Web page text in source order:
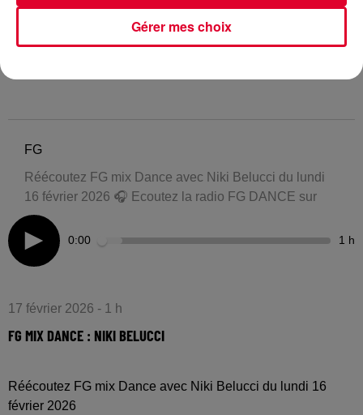
FG
Réécoutez FG mix Dance avec Niki Belucci du lundi
16 février 2026 🎧 Ecoutez la radio FG DANCE sur
0:00 1 h
17 février 2026 - 1 h
FG MIX DANCE : NIKI BELUCCI
Réécoutez FG mix Dance avec Niki Belucci du lundi 16
février 2026
Gérer mes choix